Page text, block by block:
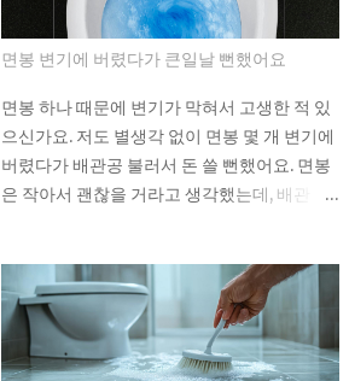
because that answer matters as much as
the sticker price. Level 1 home charging:
a standard 120-volt outlet with no
installation cost beyond the cord that
ships with most EVs, making it the
lowest-barrier entry point for new EV
owners. Level 2 home charging: a 240-
covering the daily driving needs of
most U.S. households on a single
residential electricity rate. Level 2 public
stations: an average of roughly $0.25
면봉 변기에 버렸다가 큰일날 뻔했어요
면봉 하나 때문에 변기가 막혀서 고생한 적 있
으신가요. 저도 별생각 없이 면봉 몇 개 변기에
버렸다가 배관공 불러서 돈 쓸 뻔했어요. 면봉
은 작아서 괜찮을 거라고 생각했는데, 배관 굽
변기가 막히는 이유 면봉이 변기를 바로 막는
건 아니에요. 하지만 배관 안에서 굽어진 부분
에 걸리면 그때부터 문제가 시작돼요. 거기에
휴지나 다른 쓰레기들이 계속 쌓이면서 결국